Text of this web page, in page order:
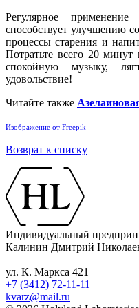
Регулярное применение
способствует улучшению
процессы старения и
Потратьте всего 20 минут
спокойную музыку,
удовольствие!
Читайте также
Изображение от Freepik
Возврат к списку
Индивидуальный
Калинин Дмитрий
ул. К. Маркса 421
+7 (3412) 72-11-11
kvarz@mail.ru